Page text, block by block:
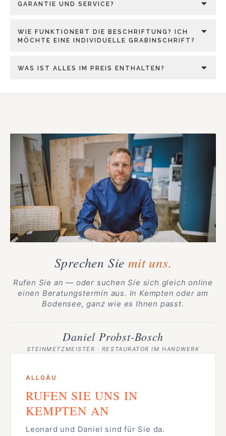
GARANTIE UND SERVICE?
WIE FUNKTIONERT DIE BESCHRIFTUNG? ICH
MÖCHTE EINE INDIVIDUELLE GRABINSCHRIFT?
WAS IST ALLES IM PREIS ENTHALTEN?
Sprechen Sie mit uns.
Rufen Sie an — oder suchen Sie sich gleich online
einen Beratungstermin aus. In Kempten oder am
Bodensee, ganz wie es Ihnen passt.
Daniel Probst-Bosch
STEINMETZMEISTER · RESTAURATOR IM HANDWERK
ALLGÄU
RUFEN SIE UNS IN
KEMPTEN AN
Leonard und Daniel sind für Sie da.